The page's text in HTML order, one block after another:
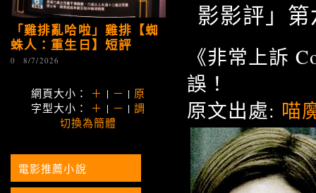
影影評」
《非常上訴
誤！
原文出處: 喵
「雞排亂哈啦」雞排【蜘
蛛人：重生日】短評
0 8/7/2026
網頁大小： ＋ | － | 原
字型大小： ＋ | － |調
切換為簡體
電影推薦小說